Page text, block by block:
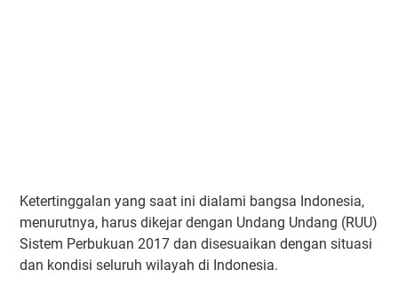
Ketertinggalan yang saat ini dialami bangsa Indonesia,
menurutnya, harus dikejar dengan Undang Undang (RUU)
Sistem Perbukuan 2017 dan disesuaikan dengan situasi
dan kondisi seluruh wilayah di Indonesia.